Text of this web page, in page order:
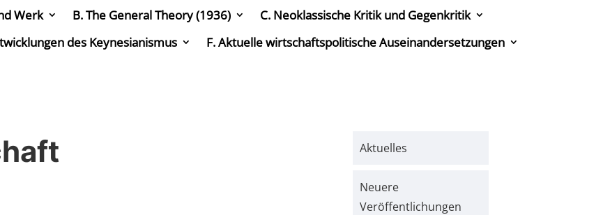
Werk B. The General Theory (1936)
C. Neoklassische Kritik und Gegenkritik
des Keynesianismus F. Aktuelle wirtschaftspolitische Auseinandersetzungen
Aktuelles
Neuere
Veröffentlichungen